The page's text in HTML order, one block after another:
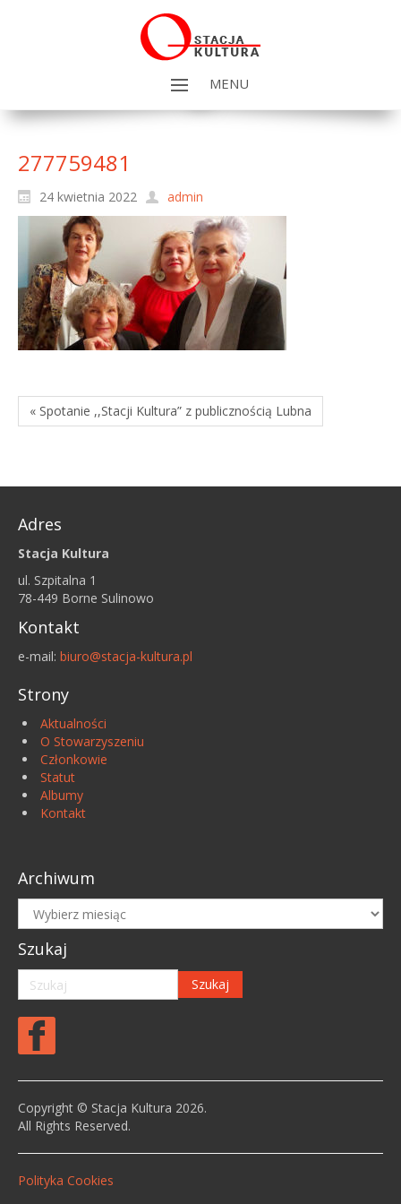
MENU
277759481
24 kwietnia 2022 admin
« Spotanie ,,Stacji Kultura” z publicznością Lubna
Adres
Stacja Kultura
ul. Szpitalna 1
78-449 Borne Sulinowo
Kontakt
e-mail: biuro@stacja-kultura.pl
Strony
Aktualności
O Stowarzyszeniu
Członkowie
Statut
Albumy
Kontakt
Archiwum
Archiwum
Szukaj
Copyright © Stacja Kultura 2026.
All Rights Reserved.
Polityka Cookies